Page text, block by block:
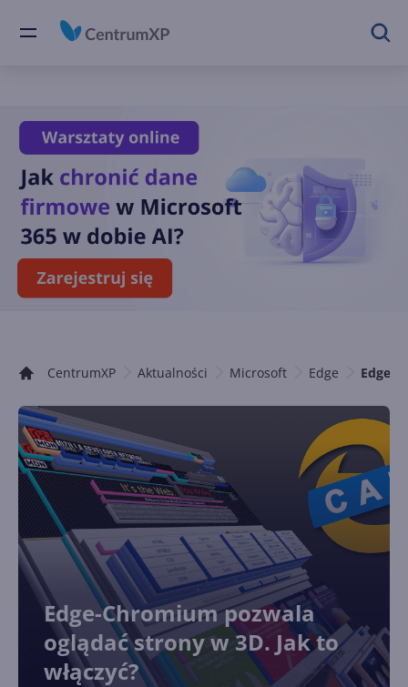
CentrumXP Aktualności Microsoft Edge Edge-
Edge-Chromium pozwala
oglądać strony w 3D. Jak to
włączyć?